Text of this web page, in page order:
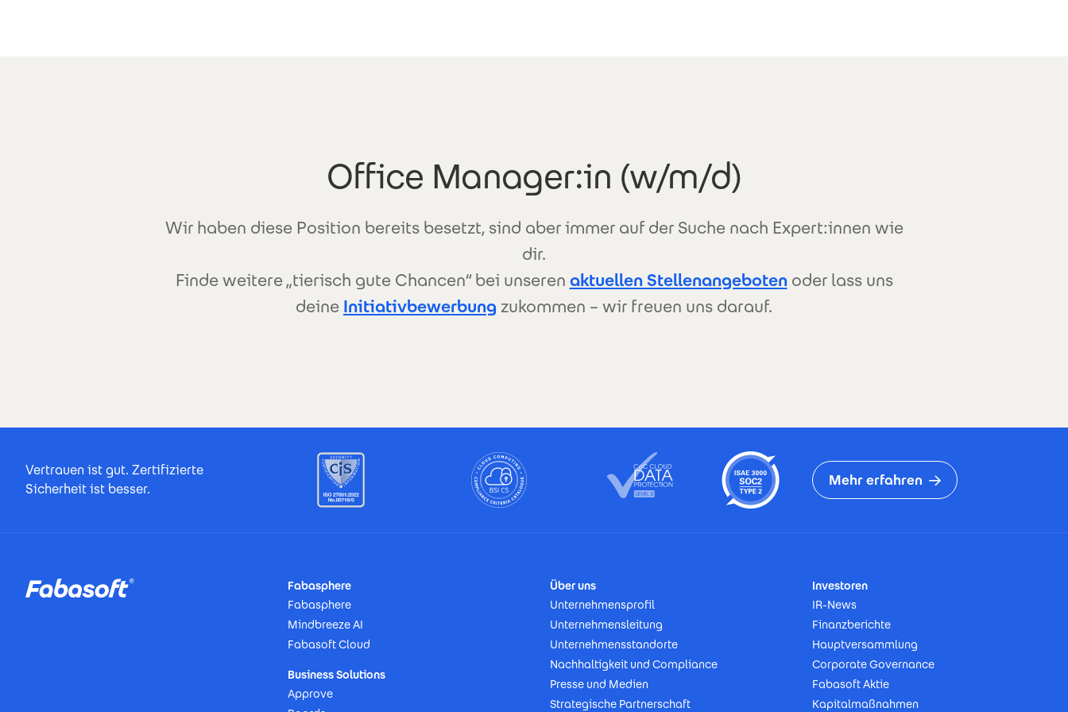
Office Manager:in (w/m/d)
Wir haben diese Position bereits besetzt, sind aber immer auf der Suche nach Expert:innen wie
dir.
Finde weitere „tierisch gute Chancen“ bei unseren aktuellen Stellenangebotenoder lass uns
deine Initiativbewerbung zukommen – wir freuen uns darauf.
Vertrauen ist gut. Zertifizierte
Sicherheit ist besser.
Mehr erfahren
Fabasphere
Fabasphere
Mindbreeze AI
Fabasoft Cloud
Business Solutions
Approve
Über uns
Unternehmensprofil
Unternehmensleitung
Unternehmensstandorte
Nachhaltigkeit und Compliance
Presse und Medien
Strategische Partnerschaft
Investoren
IR-News
Finanzberichte
Hauptversammlung
Corporate Governance
Fabasoft Aktie
Kapitalmaßnahmen